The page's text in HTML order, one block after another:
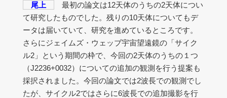
尾上
最初の論文は12天体のうちの2天体につい
て研究したものでした。残りの10天体についてもデ
ータは届いていて、研究を進めているところです。
さらにジェイムズ・ウェッブ宇宙望遠鏡の「サイク
ル2」という期間の枠で、今回の2天体のうちの１つ
（J2236+0032）についての追加の観測を行う提案も
採択されました。今回の論文では2波長での観測でし
たが、サイクル2ではさらに6波長での追加撮影を行